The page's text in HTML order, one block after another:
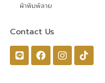
ผ้าพิมพ์ลาย
Contact Us